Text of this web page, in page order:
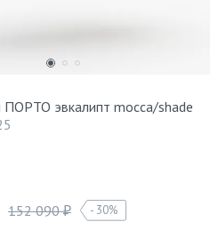
ПОРТО эвкалипт mocca/shade
152 090₽ 30%